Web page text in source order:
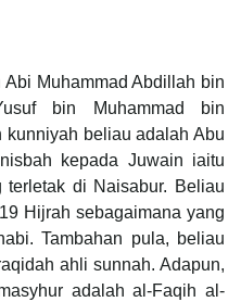
Muhammad Abdillah bin
bin Muhammad bin
beliau adalah Abu
kepada Juwain iaitu
di Naisabur. Beliau
Hijrah sebagaimana yang
Tambahan pula, beliau
ahli sunnah. Adapun,
adalah al-Faqih al-